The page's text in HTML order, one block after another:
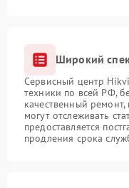
Широкий
Сервисный центр
техники по всей РФ,
качественный
могут отслеживать
предоставляется
продления срока